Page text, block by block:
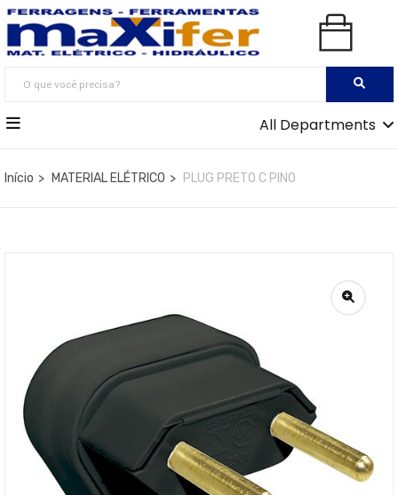
All Departments
Início MATERIAL ELÉTRICO PLUG PRETO C PINO